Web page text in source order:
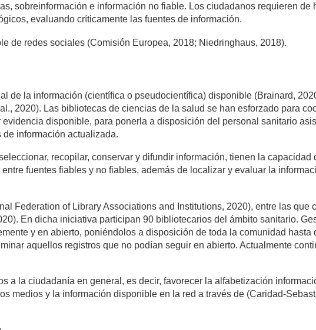
sobreinformación e información no fiable. Los ciudadanos requieren de
evaluando críticamente las fuentes de información.
de redes sociales (Comisión Europea, 2018; Niedringhaus, 2018).
de la información (científica o pseudocientífica) disponible (Brainard,
2020). Las bibliotecas de ciencias de la salud se han esforzado para
disponible, para ponerla a disposición del personal sanitario
información actualizada.
recopilar, conservar y difundir información, tienen la capacidad
fuentes fiables y no fiables, además de localizar y evaluar la
Federation of Library Associations and Institutions, 2020), entre las que
En dicha iniciativa participan 90 bibliotecarios del ámbito sanitario.
y en abierto, poniéndolos a disposición de toda la comunidad hasta
aquellos registros que no podían seguir en abierto. Actualmente
a la ciudadanía en general, es decir, favorecer la alfabetización
medios y la información disponible en la red a través de (Caridad-